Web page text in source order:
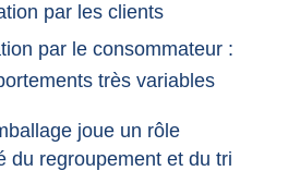
par les clients
par le consommateur :
très variables
joue un rôle
du regroupement et du tri